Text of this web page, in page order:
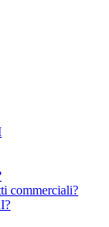
commerciali?